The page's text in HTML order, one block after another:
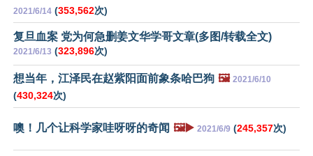
2021/6/14 (353,562次)
复旦血案 党为何急删姜文华学哥文章(多图/转载全文)
2021/6/13 (323,896次)
想当年，江泽民在赵紫阳面前象条哈巴狗 🖼️ 2021/6/10
(430,324次)
噢！几个让科学家哇呀呀的奇闻 🖼️▶️ 2021/6/9 (245,357次)